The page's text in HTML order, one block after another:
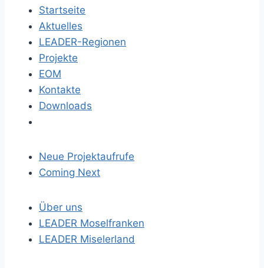
Startseite
Aktuelles
LEADER-Regionen
Projekte
EOM
Kontakte
Downloads
Neue Projektaufrufe
Coming Next
Über uns
LEADER Moselfranken
LEADER Miselerland